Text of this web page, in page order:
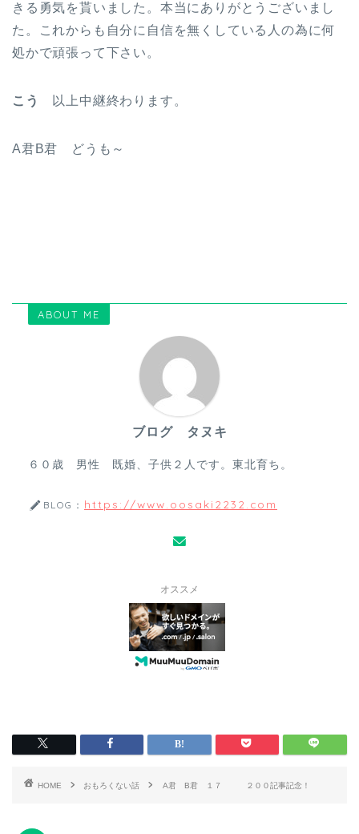
きる勇気を貰いました。本当にありがとうございまし
た。これからも自分に自信を無くしている人の為に何
処かで頑張って下さい。
こう 以上中継終わります。
A君B君 どうも～
ABOUT ME
ブログ タヌキ
６０歳 男性 既婚、子供２人です。東北育ち。
BLOG： https://www.oosaki2232.com
オススメ
HOME おもろくない話 A君 B君 １７ ２００記事記念！